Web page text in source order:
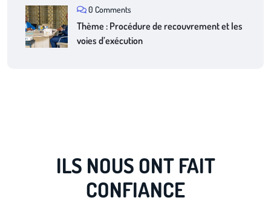
0 Comments
Thème : Procédure de recouvrement et les
voies d’exécution
ILS NOUS ONT FAIT
CONFIANCE